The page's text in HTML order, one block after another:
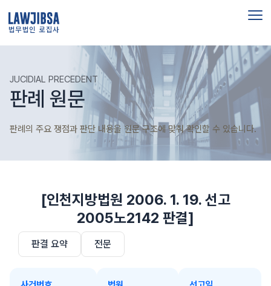
법무법인 로집사
JUCIDIAL PRECEDENT
판례 원문
판례의 주요 쟁점과 판단 내용을 원문 구조에 맞춰 확인할 수 있습니다.
[인천지방법원 2006. 1. 19. 선고
2005노2142 판결]
판결 요약 전문